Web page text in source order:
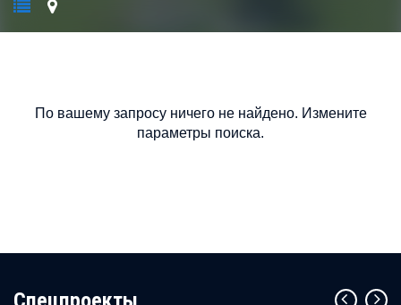
По вашему запросу ничего не найдено. Измените
параметры поиска.